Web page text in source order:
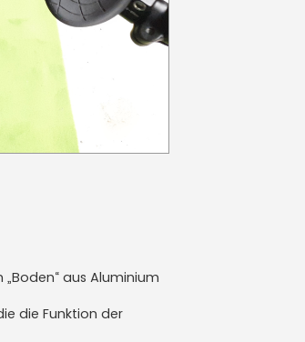
aus Aluminium
die Funktion der